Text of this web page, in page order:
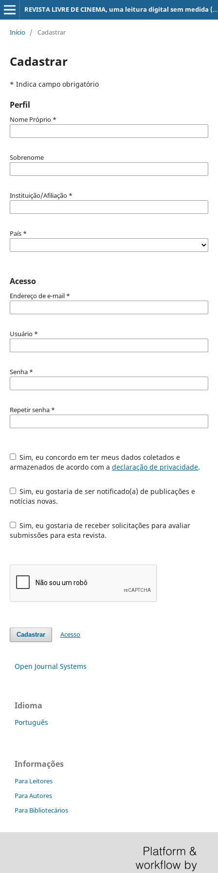
REVISTA LIVRE DE CINEMA, uma leitura digital sem medida (super 8, 16, 35, 70 mm, ...)
Início / Cadastrar
Cadastrar
* Indica campo obrigatório
Perfil
Nome Próprio *
Sobrenome
Instituição/Afiliação *
País *
Acesso
Endereço de e-mail *
Usuário *
Senha *
Repetir senha *
Sim, eu concordo em ter meus dados coletados e
armazenados de acordo com a declaração de privacidade.
Sim, eu gostaria de ser notificado(a) de publicações e
notícias novas.
Sim, eu gostaria de receber solicitações para avaliar
submissões para esta revista.
Cadastrar Acesso
Open Journal Systems
Idioma
Português
Informações
Para Leitores
Para Autores
Para Bibliotecários